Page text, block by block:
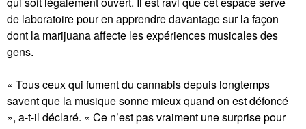
de laboratoire pour en apprendre davantage sur la façon
dont la marijuana affecte les expériences musicales des
gens.
« Tous ceux qui fument du cannabis depuis longtemps
savent que la musique sonne mieux quand on est défoncé
», a-t-il déclaré. « Ce n’est pas vraiment une surprise pour